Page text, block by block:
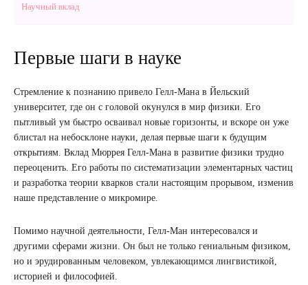
Научный вклад
Первые шаги в науке
Стремление к познанию привело Гелл-Мана в Йельский
университет, где он с головой окунулся в мир физики. Его
пытливый ум быстро осваивал новые горизонты, и вскоре он уже
блистал на небосклоне науки, делая первые шаги к будущим
открытиям. Вклад Мюррея Гелл-Мана в развитие физики трудно
переоценить. Его работы по систематизации элементарных частиц
и разработка теории кварков стали настоящим прорывом, изменив
наше представление о микромире.
Помимо научной деятельности, Гелл-Ман интересовался и
другими сферами жизни. Он был не только гениальным физиком,
но и эрудированным человеком, увлекающимся лингвистикой,
историей и философией.